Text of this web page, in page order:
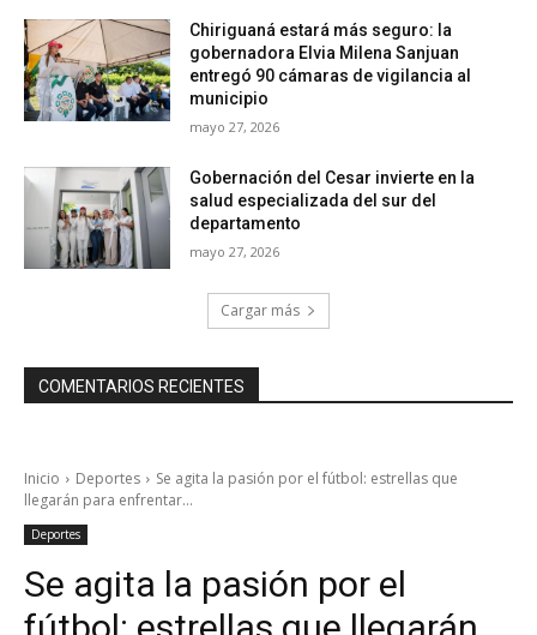
Chiriguaná estará más seguro: la
gobernadora Elvia Milena Sanjuan
entregó 90 cámaras de vigilancia al
municipio
mayo 27, 2026
Gobernación del Cesar invierte en la
salud especializada del sur del
departamento
mayo 27, 2026
Cargar más
COMENTARIOS RECIENTES